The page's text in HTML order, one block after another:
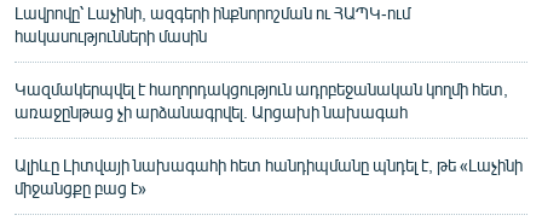
Լավրովը՝ Լաչինի, ազգերի ինքնորոշման ու ՀԱՊԿ-ում
հակասությունների մասին
Կազմակերպվել է հաղորդակցություն ադրբեջանական կողմի հետ,
առաջընթաց չի արձանագրվել. Արցախի նախագահ
Ալիևը Լիտվայի նախագահի հետ հանդիպմանը պնդել է, թե «Լաչինի
միջանցքը բաց է»